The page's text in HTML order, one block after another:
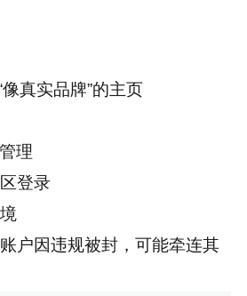
真实品牌”的主页
理
登录
户因违规被封，可能牵连其